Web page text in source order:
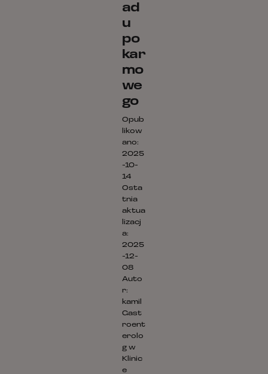
ad
u
po
kar
mo
we
go
Opub
likow
ano:
2025
-10-
14
Osta
tnia
aktua
lizacj
a:
2025
-12-
08
Auto
r:
kamil
Gast
roent
erolo
g w
Klinic
e